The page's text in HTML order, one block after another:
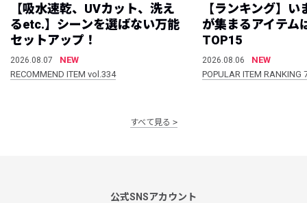
【吸水速乾、UVカット、洗え
るetc.】シーンを選ばない万能
セットアップ！
2026.08.07
NEW
RECOMMEND ITEM vol.334
【ランキング】
が集まるアイテム
TOP15
2026.08.06
NEW
POPULAR ITEM
すべて見る
公式SNSアカウント